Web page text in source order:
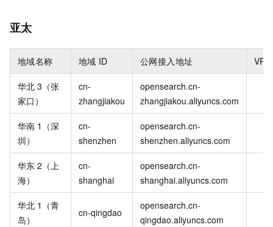
亚太
地域名称 地域 ID 公网接入地址 VPC
华北 3（张
家口）
cn-
zhangjiakou
opensearch.cn-
zhangjiakou.aliyuncs.com
华南 1（深
圳）
cn-
shenzhen
opensearch.cn-
shenzhen.aliyuncs.com
华东 2（上
海）
cn-
shanghai
opensearch.cn-
shanghai.aliyuncs.com
华北 1（青
岛）
cn-qingdao
opensearch.cn-
qingdao.aliyuncs.com